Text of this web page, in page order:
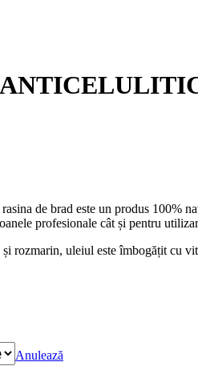
de brad este un produs 100%
profesionale cât și pentru
rozmarin, uleiul este îmbogățit cu
Anulează